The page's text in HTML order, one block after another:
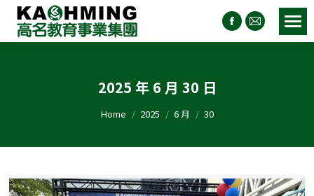
2025 年 6 月 30 日
You are here:
Home 2025 6 月 30